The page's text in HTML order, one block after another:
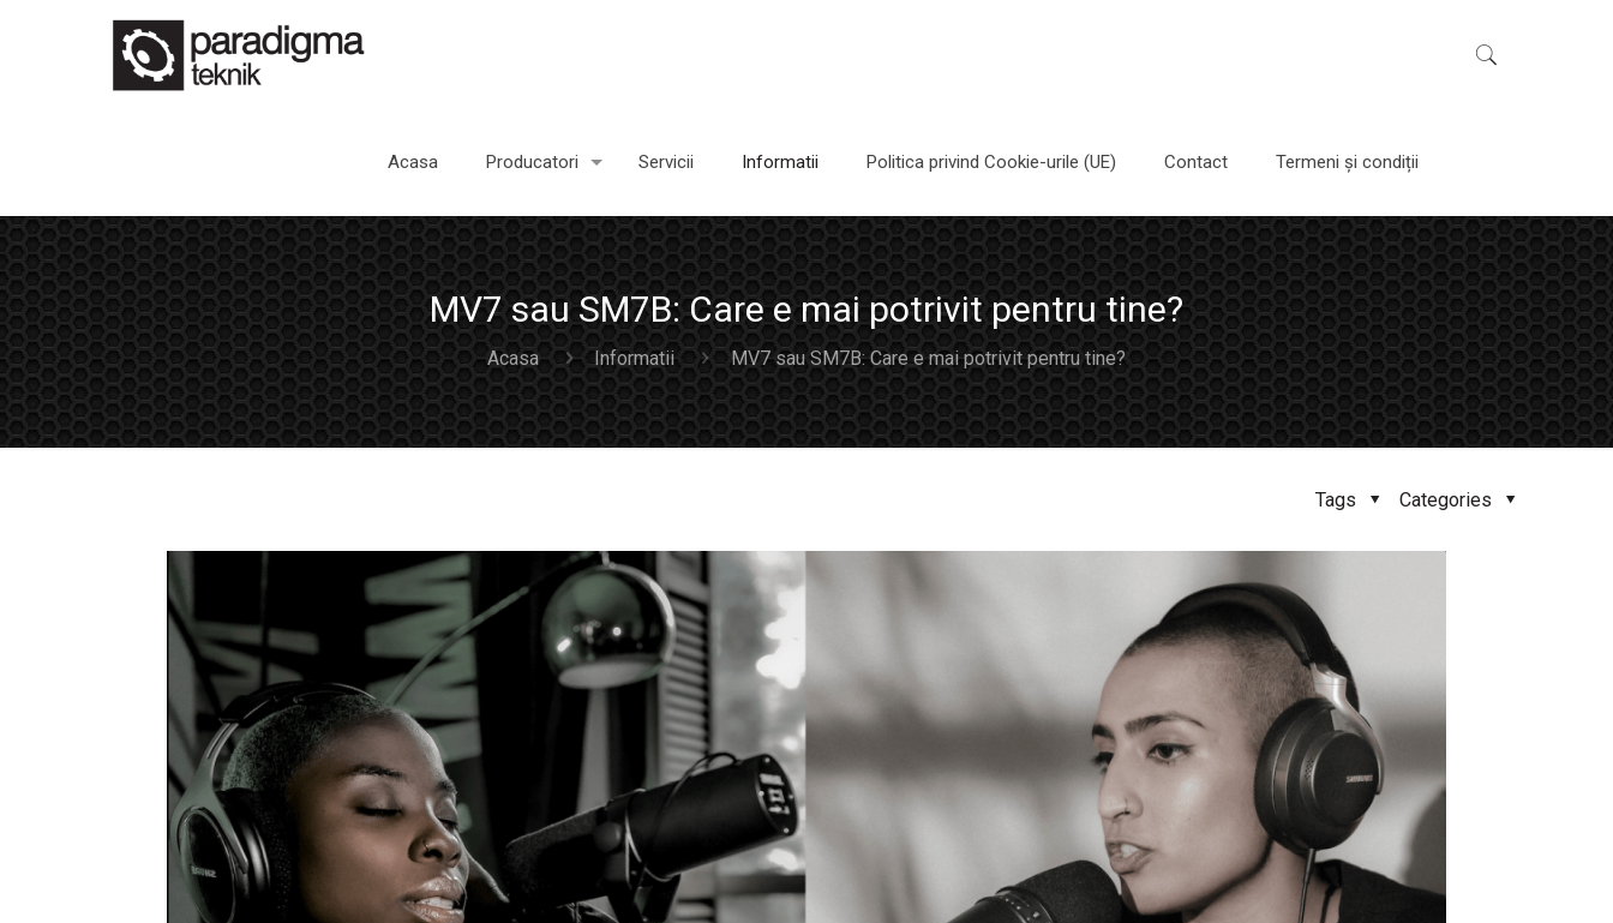
Acasa Producatori Servicii Informatii Politica privind Cookie-urile (UE) Contact Termeni și condiții
MV7 sau SM7B: Care e mai potrivit pentru tine?
Acasa Informatii MV7 sau SM7B: Care e mai potrivit pentru tine?
Categories
Tags